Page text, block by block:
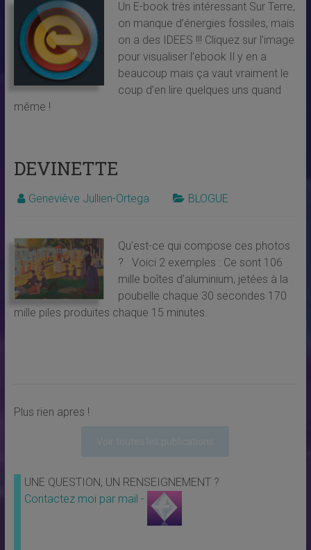
Un E-book très intéressant Sur Terre,
on manque d’énergies fossiles, mais
on a des IDEES !!! Cliquez sur l’image
pour visualiser l’ebook Il y en a
beaucoup mais ça vaut vraiment le
coup d’en lire quelques uns quand
même !
DEVINETTE
Geneviève Jullien-Ortega BLOGUE
Qu’est-ce qui compose ces photos
? Voici 2 exemples : Ce sont 106
mille boîtes d’aluminium, jetées à la
poubelle chaque 30 secondes 170
mille piles produites chaque 15 minutes.
Plus rien apres !
UNE QUESTION, UN RENSEIGNEMENT ?
Contactez moi par mail -